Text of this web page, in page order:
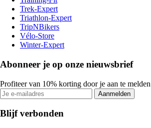
Trek-Expert
Triathlon-Expert
TripNBikers
Vélo-Store
Winter-Expert
Abonneer je op onze nieuwsbrief
Profiteer van 10% korting door je aan te
Aanmelden
Blijf verbonden